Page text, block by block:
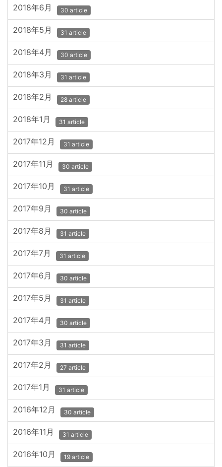
2018年6月 30 article
2018年5月 31 article
2018年4月 30 article
2018年3月 31 article
2018年2月 28 article
2018年1月 31 article
2017年12月 31 article
2017年11月 30 article
2017年10月 31 article
2017年9月 30 article
2017年8月 31 article
2017年7月 31 article
2017年6月 30 article
2017年5月 31 article
2017年4月 30 article
2017年3月 31 article
2017年2月 27 article
2017年1月 31 article
2016年12月 30 article
2016年11月 31 article
2016年10月 19 article